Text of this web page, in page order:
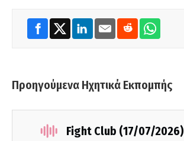
Προηγούμενα Ηχητικά Εκπομπής
Fight Club (17/07/2026)